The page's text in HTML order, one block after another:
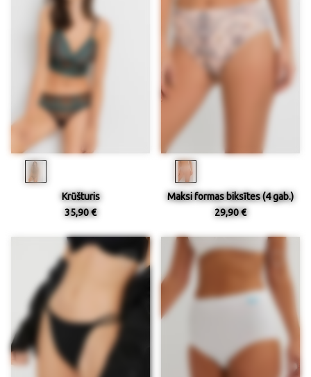
Krūšturis
35,90 €
Maksi formas biksītes (4 gab.)
29,90 €